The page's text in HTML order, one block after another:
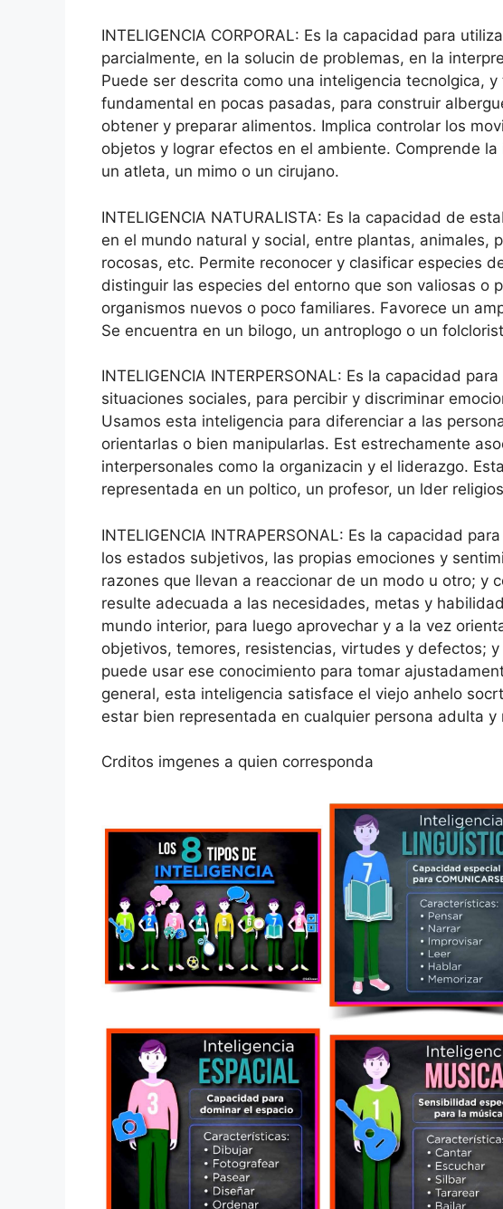
INTELIGENCIA CORPORAL: Es la capacidad para
parcialmente, en la solucin de problemas, en la
Puede ser descrita como una inteligencia tecnolgica,
fundamental en pocas pasadas, para construir
obtener y preparar alimentos. Implica controlar los
objetos y lograr efectos en el ambiente. Comprende
un atleta, un mimo o un cirujano.
INTELIGENCIA NATURALISTA: Es la capacidad de
en el mundo natural y social, entre plantas, animales,
rocosas, etc. Permite reconocer y clasificar especies
distinguir las especies del entorno que son valiosas o
organismos nuevos o poco familiares. Favorece un
Se encuentra en un bilogo, un antroplogo o un
INTELIGENCIA INTERPERSONAL: Es la capacidad
situaciones sociales, para percibir y discriminar
Usamos esta inteligencia para diferenciar a las
orientarlas o bien manipularlas. Est estrechamente
interpersonales como la organizacin y el liderazgo.
representada en un poltico, un profesor, un lder
INTELIGENCIA INTRAPERSONAL: Es la capacidad
los estados subjetivos, las propias emociones y
razones que llevan a reaccionar de un modo u otro; y
resulte adecuada a las necesidades, metas y
mundo interior, para luego aprovechar y a la vez
objetivos, temores, resistencias, virtudes y defectos;
puede usar ese conocimiento para tomar
general, esta inteligencia satisface el viejo anhelo
estar bien representada en cualquier persona adulta y
Crditos imgenes a quien corresponda